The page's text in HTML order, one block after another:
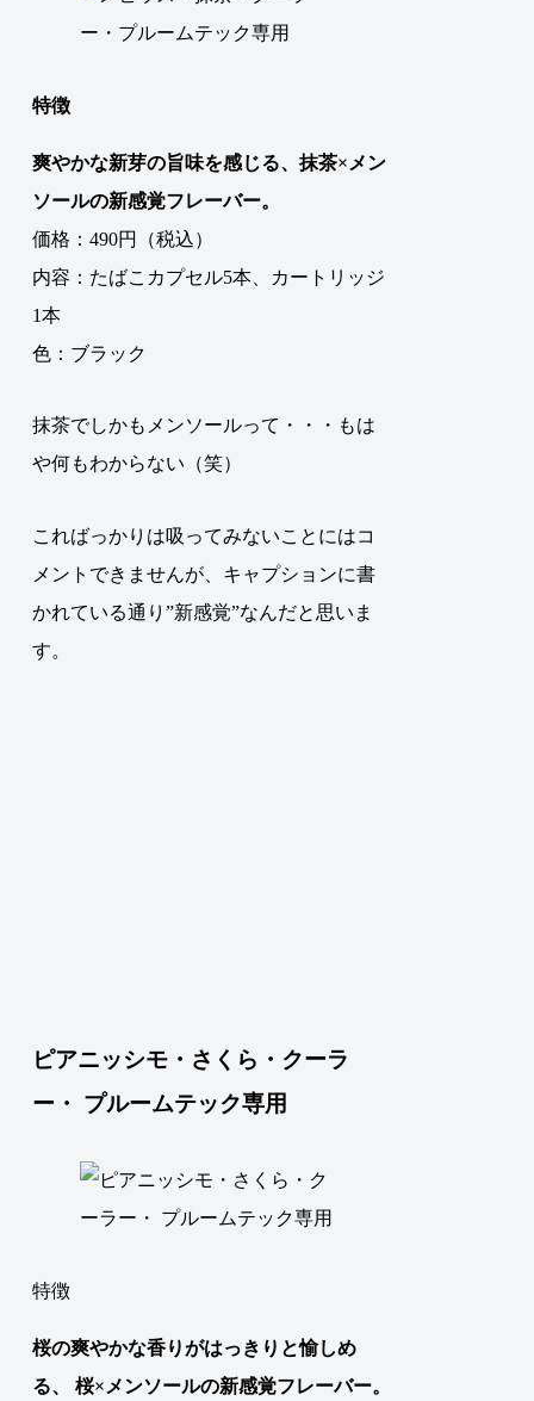
特徴
爽やかな新芽の旨味を感じる、抹茶×メン
ソールの新感覚フレーバー。
価格：490円（税込）
内容：たばこカプセル5本、カートリッジ
1本
色：ブラック
抹茶でしかもメンソールって・・・もは
や何もわからない（笑）
こればっかりは吸ってみないことにはコ
メントできませんが、キャプションに書
かれている通り”新感覚”なんだと思いま
す。
ピアニッシモ・さくら・クーラ
ー・ プルームテック専用
特徴
桜の爽やかな香りがはっきりと愉しめ
る、 桜×メンソールの新感覚フレーバー。